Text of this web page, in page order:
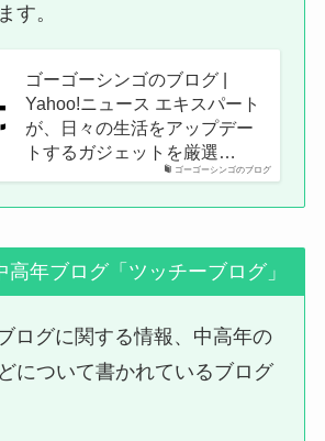
す。
ゴーゴーシンゴのブログ
ゴーゴーシンゴのブログ |
Yahoo!ニュース エキスパート
が、日々の生活をアップデー
トするガジェットを厳選…
高年ブログ「ツッチーブログ」
ログに関する情報、中高年の
について書かれているブログ